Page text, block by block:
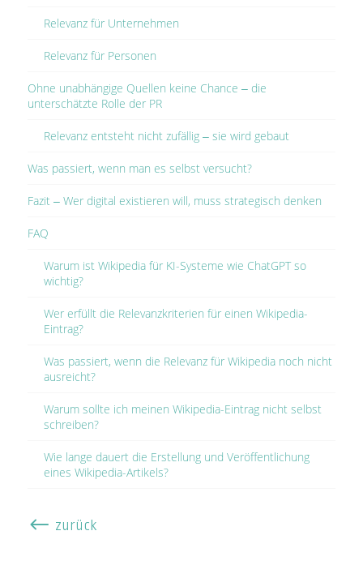
Relevanz für Unternehmen
Relevanz für Personen
Ohne unabhängige Quellen keine Chance – die
unterschätzte Rolle der PR
Relevanz entsteht nicht zufällig – sie wird gebaut
Was passiert, wenn man es selbst versucht?
Fazit – Wer digital existieren will, muss strategisch denken
FAQ
Warum ist Wikipedia für KI-Systeme wie ChatGPT so
wichtig?
Wer erfüllt die Relevanzkriterien für einen Wikipedia-
Eintrag?
Was passiert, wenn die Relevanz für Wikipedia noch nicht
ausreicht?
Warum sollte ich meinen Wikipedia-Eintrag nicht selbst
schreiben?
Wie lange dauert die Erstellung und Veröffentlichung
eines Wikipedia-Artikels?
# zurück